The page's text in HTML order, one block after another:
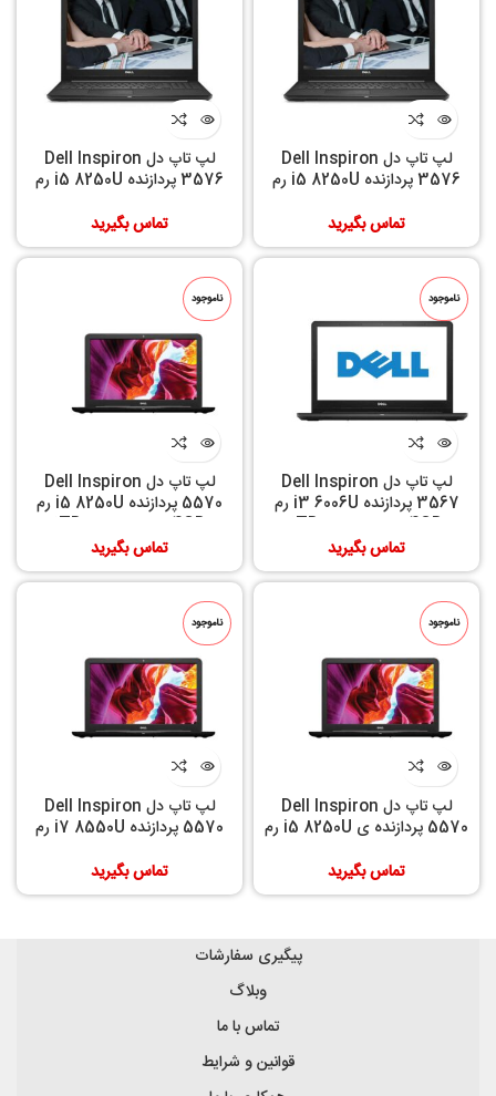
لپ تاپ دل Dell Inspiron
3576 پردازنده i5 8250U رم
تماس بگیرید
لپ تاپ دل Dell Inspiron
3576 پردازنده i5 8250U رم
تماس بگیرید
ناموجود
لپ تاپ دل Dell Inspiron
3567 پردازنده i3 6006U رم
4GB حافظه داخلی 1TB
تماس بگیرید
ناموجود
لپ تاپ دل Dell Inspiron
5570 پردازنده i5 8250U رم
4GB حافظه داخلی 1TB
تماس بگیرید
ناموجود
لپ تاپ دل Dell Inspiron
5570 پردازنده ی i5 8250U رم
تماس بگیرید
ناموجود
لپ تاپ دل Dell Inspiron
5570 پردازنده i7 8550U رم
تماس بگیرید
پیگیری سفارشات
وبلاگ
تماس با ما
قوانین و شرایط